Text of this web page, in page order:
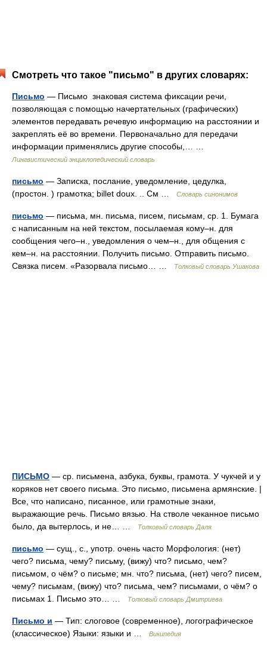
Смотреть что такое "письмо" в других словарях:
Письмо — Письмо знаковая система фиксации речи,
позволяющая с помощью начертательных (графических)
элементов передавать речевую информацию на расстоянии и
закреплять её во времени. Первоначально для передачи
информации применялись другие способы,… …
Лингвистический энциклопедический словарь
письмо — Записка, послание, уведомление, цедулка,
(простон. ) грамотка; billet doux. .. См …
Словарь синонимов
письмо — письма, мн. письма, писем, письмам, ср. 1. Бумага
с написанным на ней текстом, посылаемая кому–н. для
сообщения чего–н., уведомления о чем–н., для общения с
кем–н. на расстоянии. Получить письмо. Отправить письмо.
Связка писем. «Разорвала письмо… …
Толковый словарь Ушакова
ПИСЬМО — ср. письмена, азбука, буквы, грамота. У чукчей и у
коряков нет своего письма. Это письмо, письмена армянские. |
Все, что написано, писанное, или грамотные знаки,
выражающие речь. Письмо вязью. На стволе чеканное письмо
было, да вытерлось, и не… …
Толковый словарь Даля
письмо — сущ., с., употр. очень часто Морфология: (нет)
чего? письма, чему? письму, (вижу) что? письмо, чем?
письмом, о чём? о письме; мн. что? письма, (нет) чего? писем,
чему? письмам, (вижу) что? письма, чем? письмами, о чём? о
письмах 1. Письмо это… …
Толковый словарь Дмитриева
Письмо и — Тип: слоговое (современное), логографическое
(классическое) Языки: языки и …
Википедия